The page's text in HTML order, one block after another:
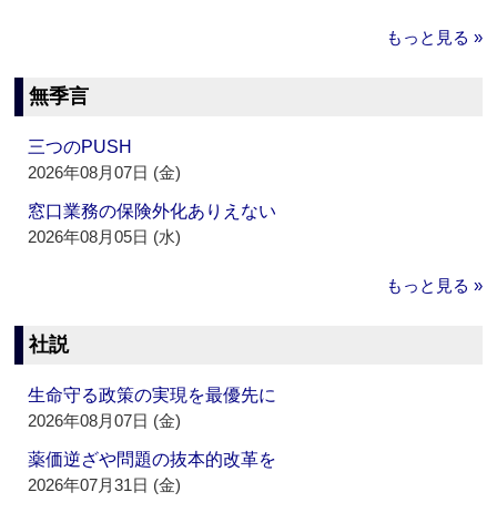
もっと見る »
無季言
三つのPUSH
2026年08月07日 (金)
窓口業務の保険外化ありえない
2026年08月05日 (水)
もっと見る »
社説
生命守る政策の実現を最優先に
2026年08月07日 (金)
薬価逆ざや問題の抜本的改革を
2026年07月31日 (金)